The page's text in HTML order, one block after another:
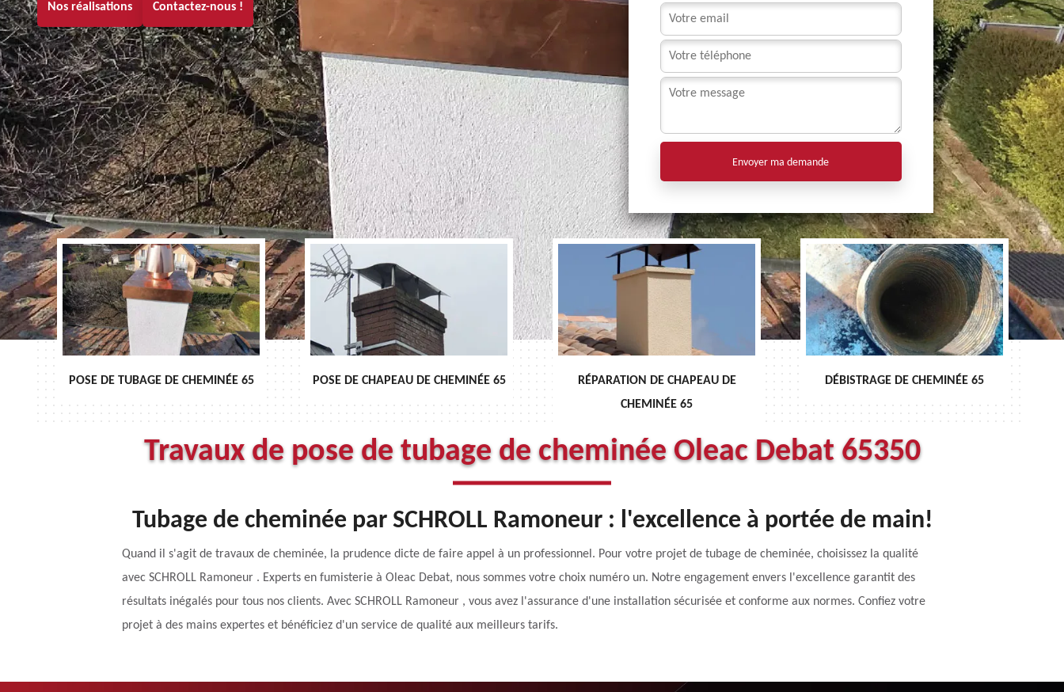
Nos réalisations Contactez-nous !
POSE DE CHAPEAU DE CHEMINÉE 65
RÉPARATION DE CHAPEAU DE
DÉBISTRAGE DE CHEMINÉE 65 ENTRETIEN DE CHEMINÉE 65
Travaux de pose de tubage de cheminée Oleac Debat 65350
Tubage de cheminée par SCHROLL Ramoneur : l'excellence à portée de main!
Quand il s'agit de travaux de cheminée, la prudence dicte de faire appel à un professionnel. Pour votre projet de tubage de cheminée, choisissez la qualité
avec SCHROLL Ramoneur . Experts en fumisterie à Oleac Debat, nous sommes votre choix numéro un. Notre engagement envers l'excellence garantit des
résultats inégalés pour tous nos clients. Avec SCHROLL Ramoneur , vous avez l'assurance d'une installation sécurisée et conforme aux normes. Confiez votre
projet à des mains expertes et bénéficiez d'un service de qualité aux meilleurs tarifs.